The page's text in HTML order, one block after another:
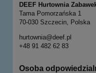
DEEF Hurtownia
Tama Pomorzańska 1
70-030 Szczecin, Polska
hurtownia@deef.pl
+48 91 482 62 83
Osoba